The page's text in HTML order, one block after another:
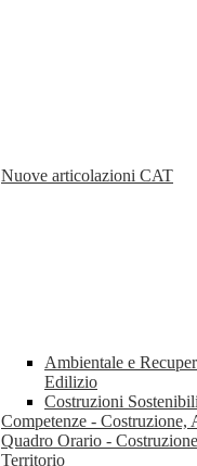
Nuove articolazioni CAT
Ambientale e
Edilizio
Costruzioni
Competenze - Costruzione,
Quadro Orario -
Territorio